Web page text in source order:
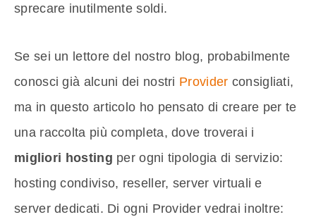
sprecare inutilmente soldi.
Se sei un lettore del nostro blog, probabilmente
conosci già alcuni dei nostri Provider consigliati,
ma in questo articolo ho pensato di creare per te
una raccolta più completa, dove troverai i
migliori hosting per ogni tipologia di servizio:
hosting condiviso, reseller, server virtuali e
server dedicati. Di ogni Provider vedrai inoltre: